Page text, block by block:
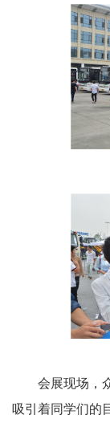
会展现场，
吸引着同学们的